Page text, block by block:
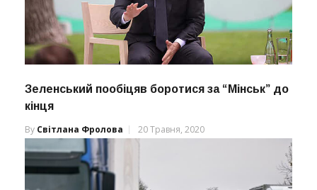
Зеленський пообіцяв боротися за “Мінськ” до
кінця
By Світлана Фролова 20 Травня, 2020